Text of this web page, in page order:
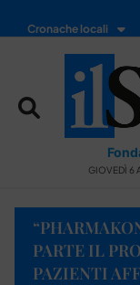
Cronache locali
GIOVEDÌ 6
PARTE IL
PAZIENTI